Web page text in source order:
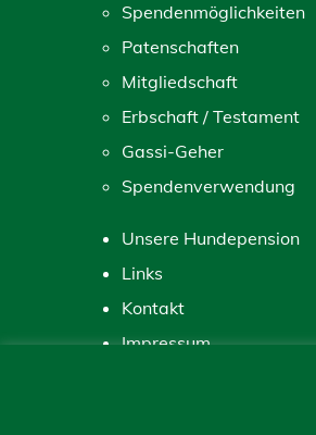
Spendenmöglichkeiten
Patenschaften
Mitgliedschaft
Erbschaft / Testament
Gassi-Geher
Spendenverwendung
Unsere Hundepension
Links
Kontakt
Impressum